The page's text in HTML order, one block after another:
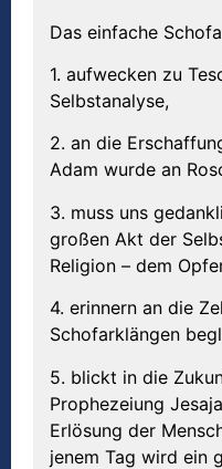
Das einfache
1. aufwecken zu
Selbstanalyse,
2. an die
Adam wurde an
3. muss uns
großen Akt der
Religion – dem
4. erinnern an die
Schofarklängen
5. blickt in die
Prophezeiung
Erlösung der
jenem Tag wird ein